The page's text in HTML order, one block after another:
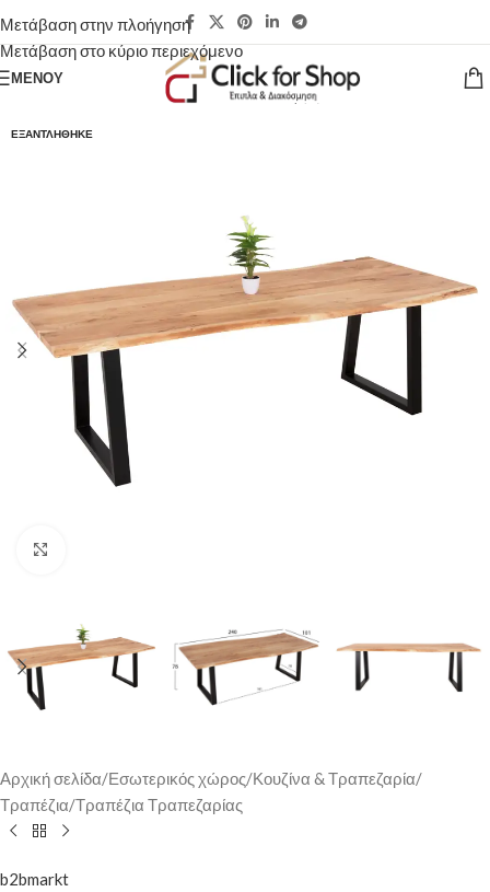
Μετάβαση στην πλοήγηση
Μετάβαση στο κύριο περιεχόμενο
ΜΕΝΟΎ
ΕΞΑΝΤΛΉΘΗΚΕ
Αρχική σελίδα/Εσωτερικός χώρος/Κουζίνα & Τραπεζαρία/
Τραπέζια/Τραπέζια Τραπεζαρίας
b2bmarkt